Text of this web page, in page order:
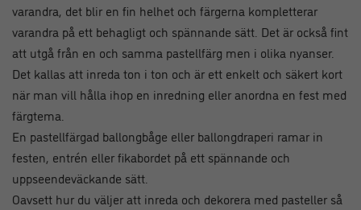
varandra, det blir en fin helhet och färgerna kompletterar
varandra på ett behagligt och spännande sätt. Det är också fint
att utgå från en och samma pastellfärg men i olika nyanser.
Det kallas att inreda ton i ton och är ett enkelt och säkert kort
när man vill hålla ihop en inredning eller anordna en fest med
färgtema.
En pastellfärgad ballongbåge eller ballongdraperi ramar in
festen, entrén eller fikabordet på ett spännande och
uppseendeväckande sätt.
Oavsett hur du väljer att inreda och dekorera med pasteller så